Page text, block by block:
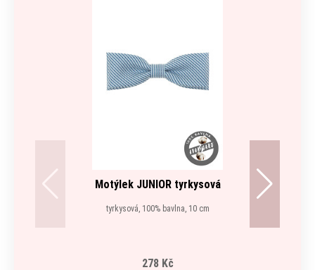
Motýlek JUNIOR tyrkysová
tyrkysová, 100% bavlna, 10 cm
278 Kč